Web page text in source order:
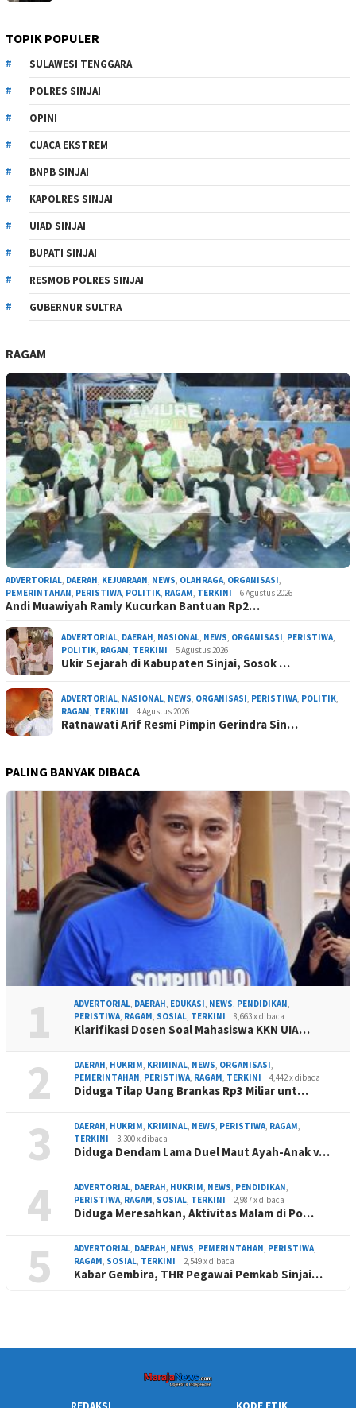
TOPIK POPULER
SULAWESI TENGGARA
POLRES SINJAI
OPINI
CUACA EKSTREM
BNPB SINJAI
KAPOLRES SINJAI
UIAD SINJAI
BUPATI SINJAI
RESMOB POLRES SINJAI
GUBERNUR SULTRA
RAGAM
ADVERTORIAL, DAERAH, KEJUARAAN, NEWS, OLAHRAGA, ORGANISASI,
PEMERINTAHAN, PERISTIWA, POLITIK, RAGAM, TERKINI 6 Agustus 2026
Andi Muawiyah Ramly Kucurkan Bantuan Rp2…
ADVERTORIAL, DAERAH, NASIONAL, NEWS, ORGANISASI, PERISTIWA,
POLITIK, RAGAM, TERKINI 5 Agustus 2026
Ukir Sejarah di Kabupaten Sinjai, Sosok …
ADVERTORIAL, NASIONAL, NEWS, ORGANISASI, PERISTIWA, POLITIK,
RAGAM, TERKINI 4 Agustus 2026
Ratnawati Arif Resmi Pimpin Gerindra Sin…
PALING BANYAK DIBACA
1 ADVERTORIAL, DAERAH, EDUKASI, NEWS, PENDIDIKAN,
PERISTIWA, RAGAM, SOSIAL, TERKINI 8,663 x dibaca
Klarifikasi Dosen Soal Mahasiswa KKN UIA…
2 DAERAH, HUKRIM, KRIMINAL, NEWS, ORGANISASI,
PEMERINTAHAN, PERISTIWA, RAGAM, TERKINI 4,442 x dibaca
Diduga Tilap Uang Brankas Rp3 Miliar unt…
3 DAERAH, HUKRIM, KRIMINAL, NEWS, PERISTIWA, RAGAM,
TERKINI
3,300 x dibaca
Diduga Dendam Lama Duel Maut Ayah-Anak v…
4 ADVERTORIAL, DAERAH, HUKRIM, NEWS, PENDIDIKAN,
PERISTIWA, RAGAM, SOSIAL, TERKINI 2,987 x dibaca
Diduga Meresahkan, Aktivitas Malam di Po…
5 ADVERTORIAL, DAERAH, NEWS, PEMERINTAHAN, PERISTIWA,
RAGAM, SOSIAL, TERKINI 2,549 x dibaca
Kabar Gembira, THR Pegawai Pemkab Sinjai…